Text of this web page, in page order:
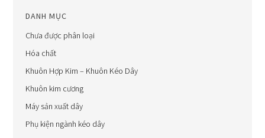
DANH MỤC
Chưa được phân loại
Hóa chất
Khuôn Hợp Kim – Khuôn Kéo Dây
Khuôn kim cương
Máy sản xuất dây
Phụ kiện ngành kéo dây